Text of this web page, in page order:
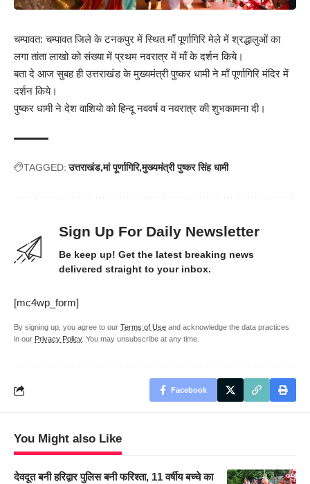
चम्पावत: चम्पावत जिले के टनकपुर में स्थित माँ पूर्णागिरि मेले में श्रद्धालुओं का
लगा तांता लाखो को संख्या में प्रथम नवरात्र में माँ के दर्शन किये।
बता दे आज सुबह ही उत्तराखंड के मुख्यमंत्री पुष्कर धामी ने माँ पूर्णागिरि मंदिर में
दर्शन किये।
पुष्कर धामी ने देश वाशियो को हिन्दू नववर्ष व नवरात्र की शुभकामना दी।
TAGGED: उत्तराखंड मां पूर्णागिरि मुख्यमंत्री पुष्कर सिंह धामी
Sign Up For Daily Newsletter
Be keep up! Get the latest breaking news
delivered straight to your inbox.
[mc4wp_form]
By signing up, you agree to our Terms of Use and acknowledge the data practices
in our Privacy Policy. You may unsubscribe at any time.
Facebook
You Might also Like
देवदूत बनी हरिद्वार पुलिस बनी फरिश्ता, 11 वर्षीय बच्चे का